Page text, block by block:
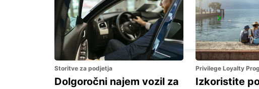
ZALAEGERSZEG
ZALAEGERSZEG - HUNGARY
Storitve za podjetja
Dolgoročni najem vozil za
Privilege Loyalty
Izkoristite